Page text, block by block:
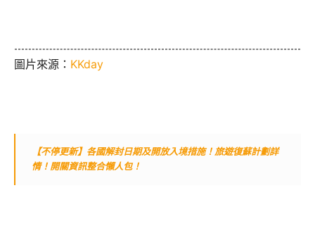
圖片來源： KKday
【不停更新】各國解封日期及開放入境措施！旅遊復蘇計劃詳
情！開關資訊整合懶人包！